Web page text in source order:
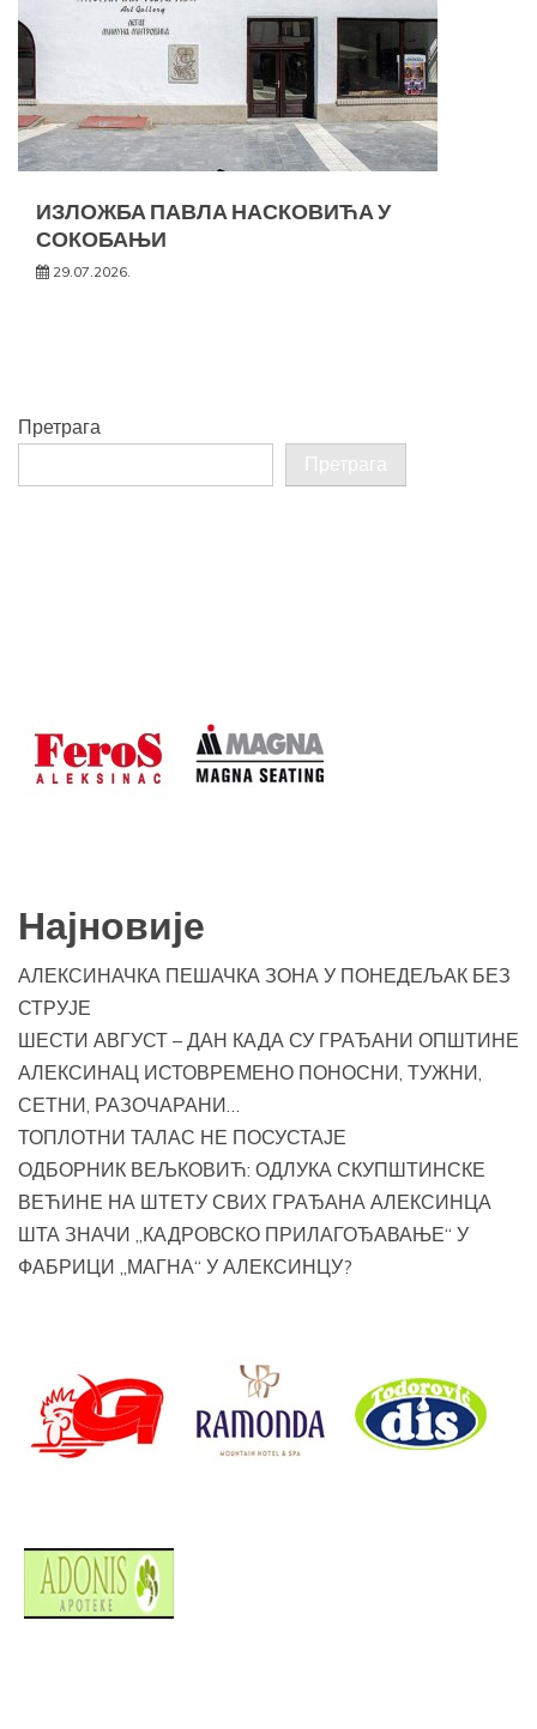
ИЗЛОЖБА ПАВЛА НАСКОВИЋА У
СОКОБАЊИ
29.07.2026.
Претрага
Претрага
Најновије
АЛЕКСИНАЧКА ПЕШАЧКА ЗОНА У ПОНЕДЕЉАК БЕЗ
СТРУЈЕ
ШЕСТИ АВГУСТ – ДАН КАДА СУ ГРАЂАНИ ОПШТИНЕ
АЛЕКСИНАЦ ИСТОВРЕМЕНО ПОНОСНИ, ТУЖНИ,
СЕТНИ, РАЗОЧАРАНИ…
ТОПЛОТНИ ТАЛАС НЕ ПОСУСТАЈЕ
ОДБОРНИК ВЕЉКОВИЋ: ОДЛУКА СКУПШТИНСКЕ
ВЕЋИНЕ НА ШТЕТУ СВИХ ГРАЂАНА АЛЕКСИНЦА
ШТА ЗНАЧИ „КАДРОВСКО ПРИЛАГОЂАВАЊЕ“ У
ФАБРИЦИ „МАГНА“ У АЛЕКСИНЦУ?